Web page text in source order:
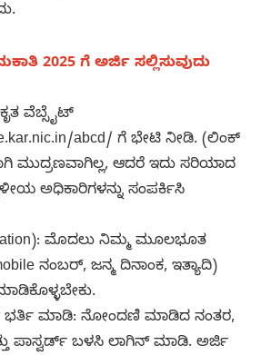
2025 ಗೆ ಅರ್ಜಿ ಸಲ್ಲಿಸುವುದು
ವೆಬ್ಸೈಟ್
abcd/ ಗೆ ಭೇಟಿ ನೀಡಿ. (ಲಿಂಕ್
ಮುದ್ರಣವಾಗಿಲ್ಲ, ಆದರೆ ಇದು ಸರಿಯಾದ
ಅಧಿಕಾರಿಗಳನ್ನು ಸಂಪರ್ಕಿಸಿ
ಮೊದಲು ನಿಮ್ಮ ಮೂಲಭೂತ
ನಂಬರ್, ಜನ್ಮ ದಿನಾಂಕ, ಇತ್ಯಾದಿ)
ಭರ್ತಿ ಮಾಡಿ: ನೋಂದಣಿ ಮಾಡಿದ ನಂತರ,
ಪಾಸ್ವರ್ಡ್ ಬಳಸಿ ಲಾಗಿನ್ ಮಾಡಿ. ಅರ್ಜಿ